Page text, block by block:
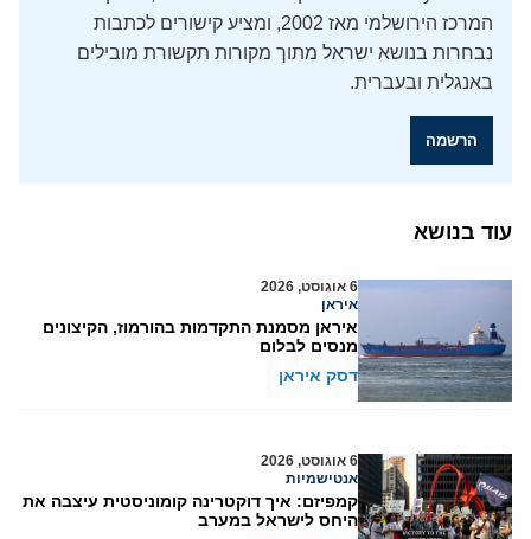
המרכז הירושלמי מאז 2002, ומציע קישורים לכתבות
נבחרות בנושא ישראל מתוך מקורות תקשורת מובילים
באנגלית ובעברית.
הרשמה
עוד בנושא
6 אוגוסט, 2026
איראן
איראן מסמנת התקדמות בהורמוז, הקיצונים
מנסים לבלום
דסק איראן
6 אוגוסט, 2026
אנטישמיות
קמפיזם: איך דוקטרינה קומוניסטית עיצבה את
היחס לישראל במערב